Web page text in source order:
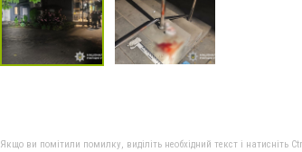
Якщо ви помітили помилку, виділіть необхідний текст і натисніть